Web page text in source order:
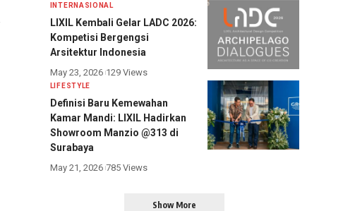
INTERNASIONAL
LIXIL Kembali Gelar LADC 2026:
Kompetisi Bergengsi
Arsitektur Indonesia
May 23, 2026 129 Views
LIFESTYLE
Definisi Baru Kemewahan
Kamar Mandi: LIXIL Hadirkan
Showroom Manzio @313 di
Surabaya
May 21, 2026 785 Views
Show More